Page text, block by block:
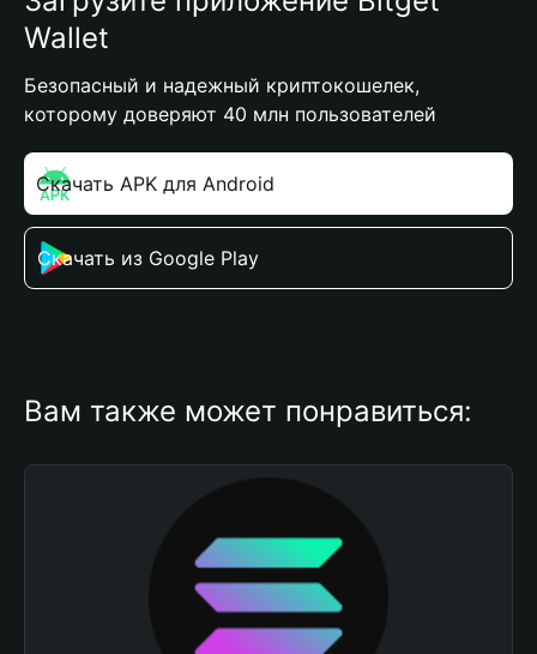
Wallet
Безопасный и надежный криптокошелек,
которому доверяют 40 млн пользователей
Скачать APK для Android
Скачать из Google Play
Вам также может понравиться: